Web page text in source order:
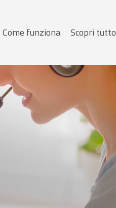
Menu
Come funziona Scopri tutto